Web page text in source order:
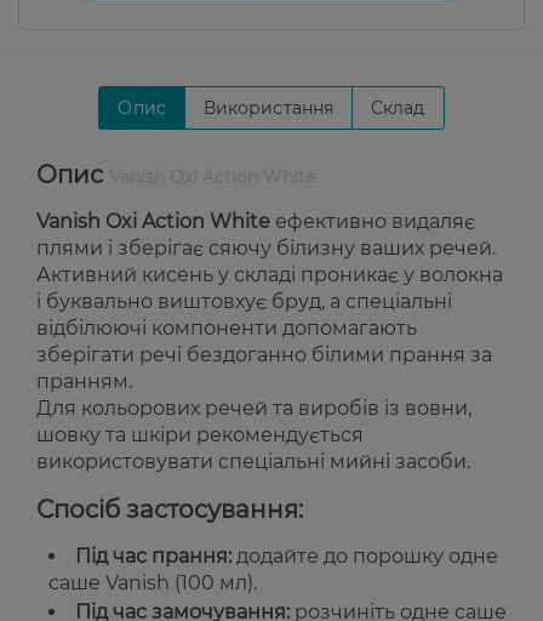
Опис Використання Склад
Опис
Vanish Oxi Action White ефективно видаляє
плями і зберігає сяючу білизну ваших речей.
Активний кисень у складі проникає у волокна
і буквально виштовхує бруд, а спеціальні
відбілюючі компоненти допомагають
зберігати речі бездоганно білими прання за
пранням.
Для кольорових речей та виробів із вовни,
шовку та шкіри рекомендується
використовувати спеціальні мийні засоби.
Спосіб застосування:
Під час прання: додайте до порошку одне
саше Vanish (100 мл).
Під час замочування: розчиніть одне саше